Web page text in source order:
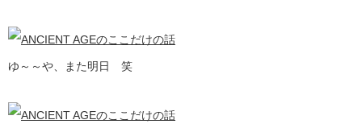
ゆ～～や、また明日 笑